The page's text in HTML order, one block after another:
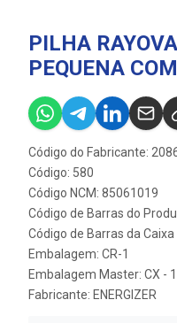
PILHA
PEQUENA
Código do Fabricante:
Código: 580
Código NCM: 85061019
Código de Barras do
Código de Barras da
Embalagem: CR-1
Embalagem Master: CX -
Fabricante: ENERGIZER